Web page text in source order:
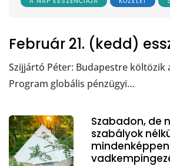
Február 21. (kedd)
Szijjártó Péter: Budapestre költözik
Program globális pénzügyi…
Szabadon, de
szabályok